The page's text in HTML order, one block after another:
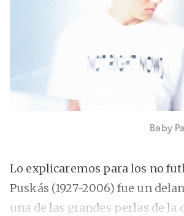
Baby
Lo explicaremos para los no
Puskás (1927-2006) fue un
una de las grandes perlas de la